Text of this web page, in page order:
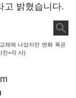
고 밝혔습니다.
체에 나섰지만 변화 폭은
진=각 사)